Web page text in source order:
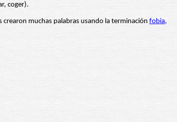
coger).
crearon muchas palabras usando la terminación fobia,